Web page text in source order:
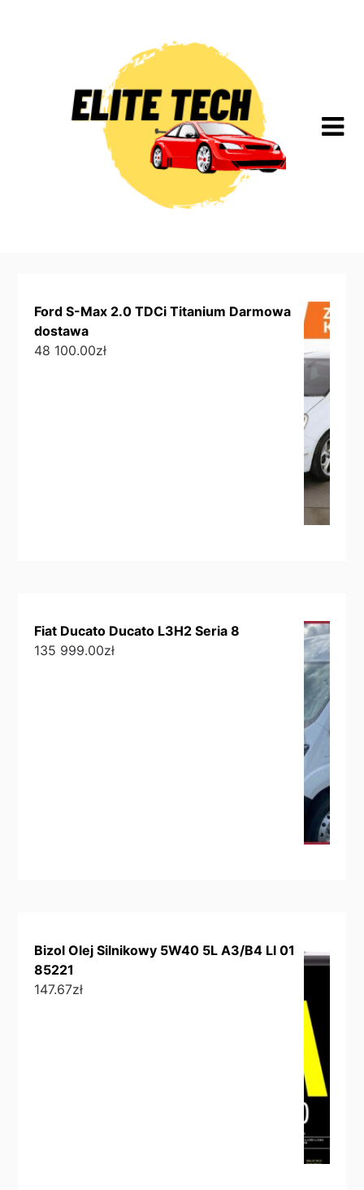
Ford S-Max 2.0 TDCi Titanium Darmowa
dostawa
48 100.00zł
Fiat Ducato Ducato L3H2 Seria 8
135 999.00zł
Bizol Olej Silnikowy 5W40 5L A3/B4 Ll 01
85221
147.67zł